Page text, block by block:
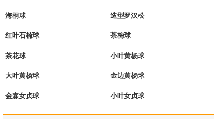
海桐球 造型罗汉松
红叶石楠球 茶梅球
茶花球 小叶黄杨球
大叶黄杨球 金边黄杨球
金森女贞球 小叶女贞球